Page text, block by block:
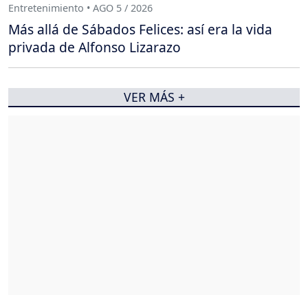
Entretenimiento • AGO 5 / 2026
Más allá de Sábados Felices: así era la vida
privada de Alfonso Lizarazo
VER MÁS +